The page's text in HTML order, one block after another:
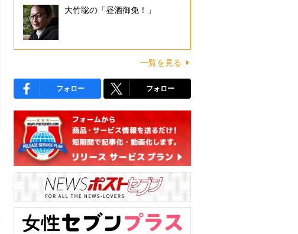
大竹聡の「昼酒御免！」
一覧を見る
フォロー フォロー